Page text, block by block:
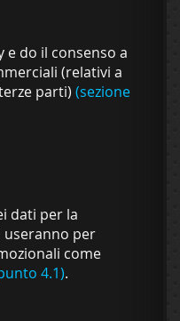
e do il consenso a
(relativi a
parti) (sezione
dati per la
useranno per
come
4.1).